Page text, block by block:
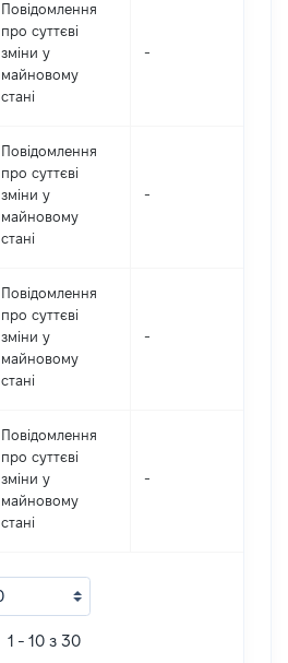
Повідомлення
про суттєві
зміни y
майновому
стані
-
Повідомлення
про суттєві
зміни y
майновому
стані
-
Повідомлення
про суттєві
зміни y
майновому
стані
-
Повідомлення
про суттєві
зміни y
майновому
стані
-
1 - 10 з 30